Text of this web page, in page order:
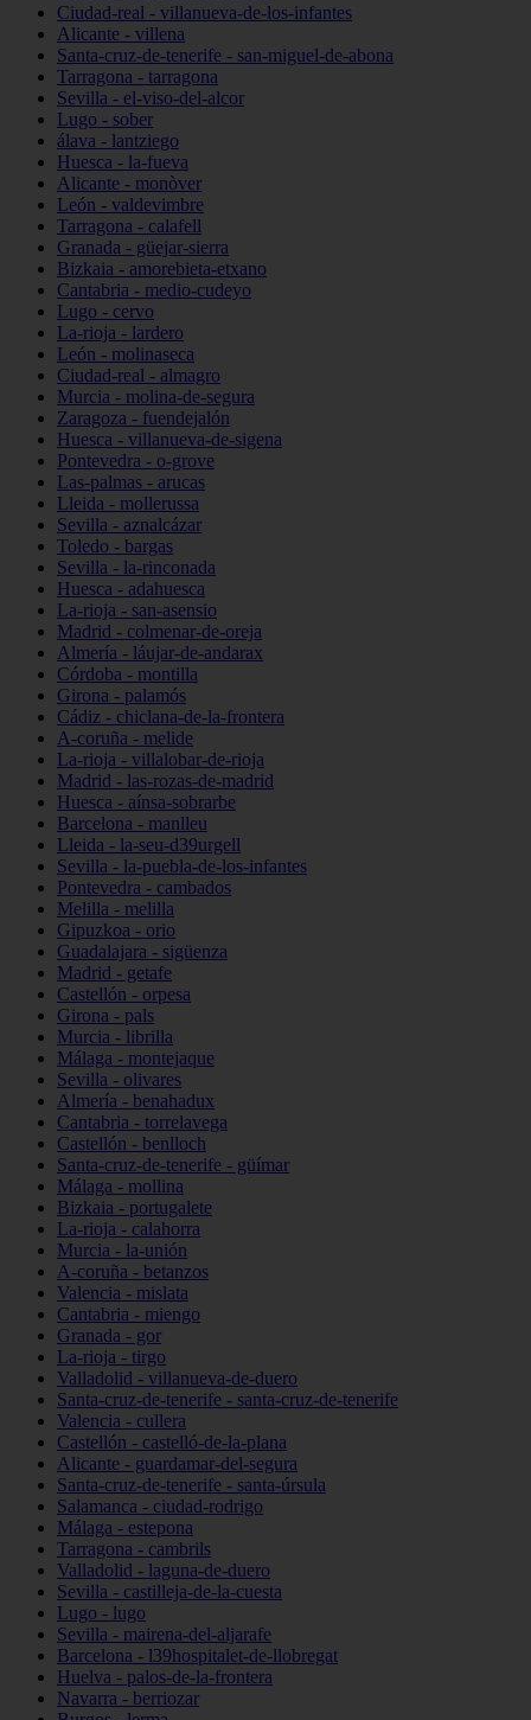
Ciudad-real - villanueva-de-los-infantes
Alicante - villena
Santa-cruz-de-tenerife - san-miguel-de-abona
Tarragona - tarragona
Sevilla - el-viso-del-alcor
Lugo - sober
álava - lantziego
Huesca - la-fueva
Alicante - monòver
León - valdevimbre
Tarragona - calafell
Granada - güejar-sierra
Bizkaia - amorebieta-etxano
Cantabria - medio-cudeyo
Lugo - cervo
La-rioja - lardero
León - molinaseca
Ciudad-real - almagro
Murcia - molina-de-segura
Zaragoza - fuendejalón
Huesca - villanueva-de-sigena
Pontevedra - o-grove
Las-palmas - arucas
Lleida - mollerussa
Sevilla - aznalcázar
Toledo - bargas
Sevilla - la-rinconada
Huesca - adahuesca
La-rioja - san-asensio
Madrid - colmenar-de-oreja
Almería - láujar-de-andarax
Córdoba - montilla
Girona - palamós
Cádiz - chiclana-de-la-frontera
A-coruña - melide
La-rioja - villalobar-de-rioja
Madrid - las-rozas-de-madrid
Huesca - aínsa-sobrarbe
Barcelona - manlleu
Lleida - la-seu-d39urgell
Sevilla - la-puebla-de-los-infantes
Pontevedra - cambados
Melilla - melilla
Gipuzkoa - orio
Guadalajara - sigüenza
Madrid - getafe
Castellón - orpesa
Girona - pals
Murcia - librilla
Málaga - montejaque
Sevilla - olivares
Almería - benahadux
Cantabria - torrelavega
Castellón - benlloch
Santa-cruz-de-tenerife - güímar
Málaga - mollina
Bizkaia - portugalete
La-rioja - calahorra
Murcia - la-unión
A-coruña - betanzos
Valencia - mislata
Cantabria - miengo
Granada - gor
La-rioja - tirgo
Valladolid - villanueva-de-duero
Santa-cruz-de-tenerife - santa-cruz-de-tenerife
Valencia - cullera
Castellón - castelló-de-la-plana
Alicante - guardamar-del-segura
Santa-cruz-de-tenerife - santa-úrsula
Salamanca - ciudad-rodrigo
Málaga - estepona
Tarragona - cambrils
Valladolid - laguna-de-duero
Sevilla - castilleja-de-la-cuesta
Lugo - lugo
Sevilla - mairena-del-aljarafe
Barcelona - l39hospitalet-de-llobregat
Huelva - palos-de-la-frontera
Navarra - berriozar